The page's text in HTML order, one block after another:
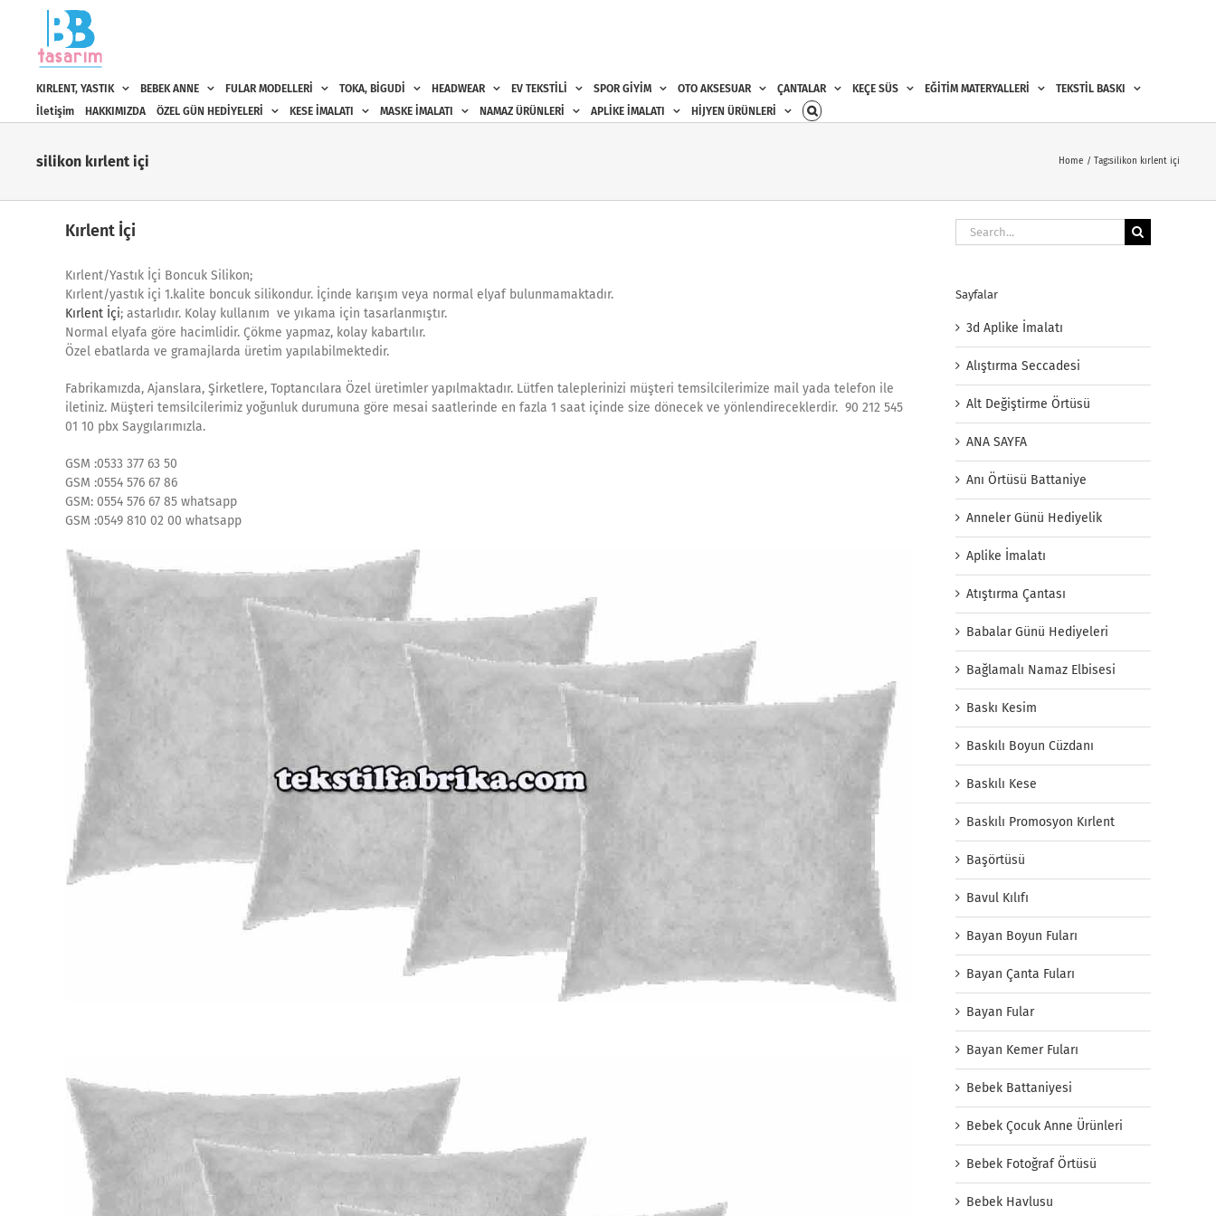
content
KIRLENT, YASTIK BEBEK ANNE FULAR MODELLERİ TOKA, BİGUDİ HEADWEAR EV TEKSTİLİ SPOR GİYİM OTO AKSESUAR ÇANTALAR KEÇE SÜS EĞİTİM MATERYALLERİ
TEKSTİL BASKI
İletişim
HAKKIMIZDA ÖZEL GÜN HEDİYELERİ KESE İMALATI MASKE İMALATI NAMAZ ÜRÜNLERİ APLİKE İMALATI HİJYEN ÜRÜNLERİ
silikon kırlent içi Home Tag:silikon kırlent içi
Kırlent İçi
Kırlent/Yastık İçi Boncuk Silikon;
Kırlent/yastık içi 1.kalite boncuk silikondur. İçinde karışım veya normal elyaf bulunmamaktadır.
Kırlent İçi; astarlıdır. Kolay kullanım ve yıkama için tasarlanmıştır.
Normal elyafa göre hacimlidir. Çökme yapmaz, kolay kabartılır.
Özel ebatlarda ve gramajlarda üretim yapılabilmektedir.
Fabrikamızda, Ajanslara, Şirketlere, Toptancılara Özel üretimler yapılmaktadır. Lütfen taleplerinizi müşteri temsilcilerimize mail yada telefon ile
iletiniz. Müşteri temsilcilerimiz yoğunluk durumuna göre mesai saatlerinde en fazla 1 saat içinde size dönecek ve yönlendireceklerdir. 90 212 545
01 10 pbx Saygılarımızla.
GSM :0533 377 63 50
GSM :0554 576 67 86
GSM: 0554 576 67 85 whatsapp
GSM :0549 810 02 00 whatsapp
Search
for:
Sayfalar
3d Aplike İmalatı
Alıştırma Seccadesi
Alt Değiştirme Örtüsü
ANA SAYFA
Anı Örtüsü Battaniye
Anneler Günü Hediyelik
Aplike İmalatı
Atıştırma Çantası
Babalar Günü Hediyeleri
Bağlamalı Namaz Elbisesi
Baskı Kesim
Baskılı Boyun Cüzdanı
Baskılı Kese
Baskılı Promosyon Kırlent
Başörtüsü
Bavul Kılıfı
Bayan Boyun Fuları
Bayan Çanta Fuları
Bayan Fular
Bayan Kemer Fuları
Bebek Battaniyesi
Bebek Çocuk Anne Ürünleri
Bebek Fotoğraf Örtüsü
Bebek Havlusu